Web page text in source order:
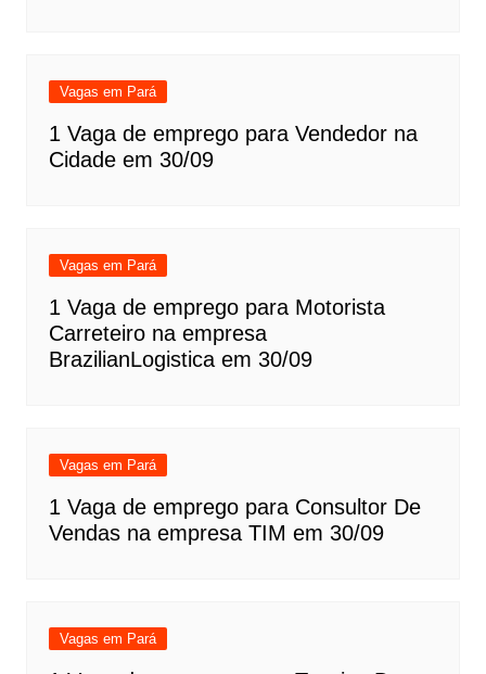
Vagas em Pará
1 Vaga de emprego para Vendedor na
Cidade em 30/09
Vagas em Pará
1 Vaga de emprego para Motorista
Carreteiro na empresa
BrazilianLogistica em 30/09
Vagas em Pará
1 Vaga de emprego para Consultor De
Vendas na empresa TIM em 30/09
Vagas em Pará